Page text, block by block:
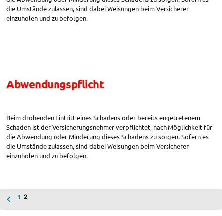
die Umstände zulassen, sind dabei Weisungen beim Versicherer
einzuholen und zu befolgen.
Abwendungspflicht
Beim drohenden Eintritt eines Schadens oder bereits engetretenem
Schaden ist der Versicherungsnehmer verpflichtet, nach Möglichkeit für
die Abwendung oder Minderung dieses Schadens zu sorgen. Sofern es
die Umstände zulassen, sind dabei Weisungen beim Versicherer
einzuholen und zu befolgen.
Seitennummerierung
der
1 2